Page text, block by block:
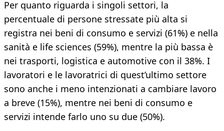
Per quanto riguarda i singoli settori, la
percentuale di persone stressate più alta si
registra nei beni di consumo e servizi (61%) e nella
sanità e life sciences (59%), mentre la più bassa è
nei trasporti, logistica e automotive con il 38%. I
lavoratori e le lavoratrici di quest’ultimo settore
sono anche i meno intenzionati a cambiare lavoro
a breve (15%), mentre nei beni di consumo e
servizi intende farlo uno su due (50%).